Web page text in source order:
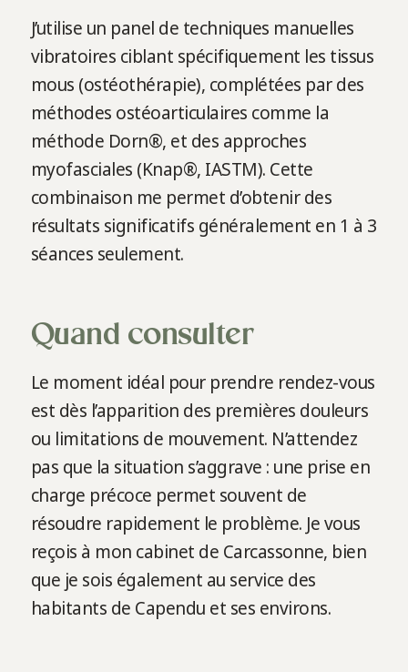
J’utilise un panel de techniques manuelles
vibratoires ciblant spécifiquement les tissus
mous (ostéothérapie), complétées par des
méthodes ostéoarticulaires comme la
méthode Dorn®, et des approches
myofasciales (Knap®, IASTM). Cette
combinaison me permet d’obtenir des
résultats significatifs généralement en 1 à 3
séances seulement.
Quand consulter
Le moment idéal pour prendre rendez-vous
est dès l’apparition des premières douleurs
ou limitations de mouvement. N’attendez
pas que la situation s’aggrave : une prise en
charge précoce permet souvent de
résoudre rapidement le problème. Je vous
reçois à mon cabinet de Carcassonne, bien
que je sois également au service des
habitants de Capendu et ses environs.